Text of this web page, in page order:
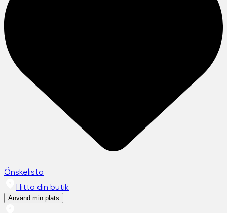
Önskelista
Hitta din butik
Använd min plats